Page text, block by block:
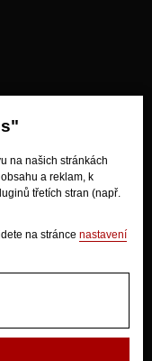
na našich stránkách
a reklam, k
třetích stran (např.
na stránce nastavení